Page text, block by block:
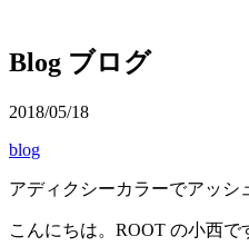
Blog ブログ
2018/05/18
blog
アディクシーカラーでアッシ
こんにちは。ROOT の小西で